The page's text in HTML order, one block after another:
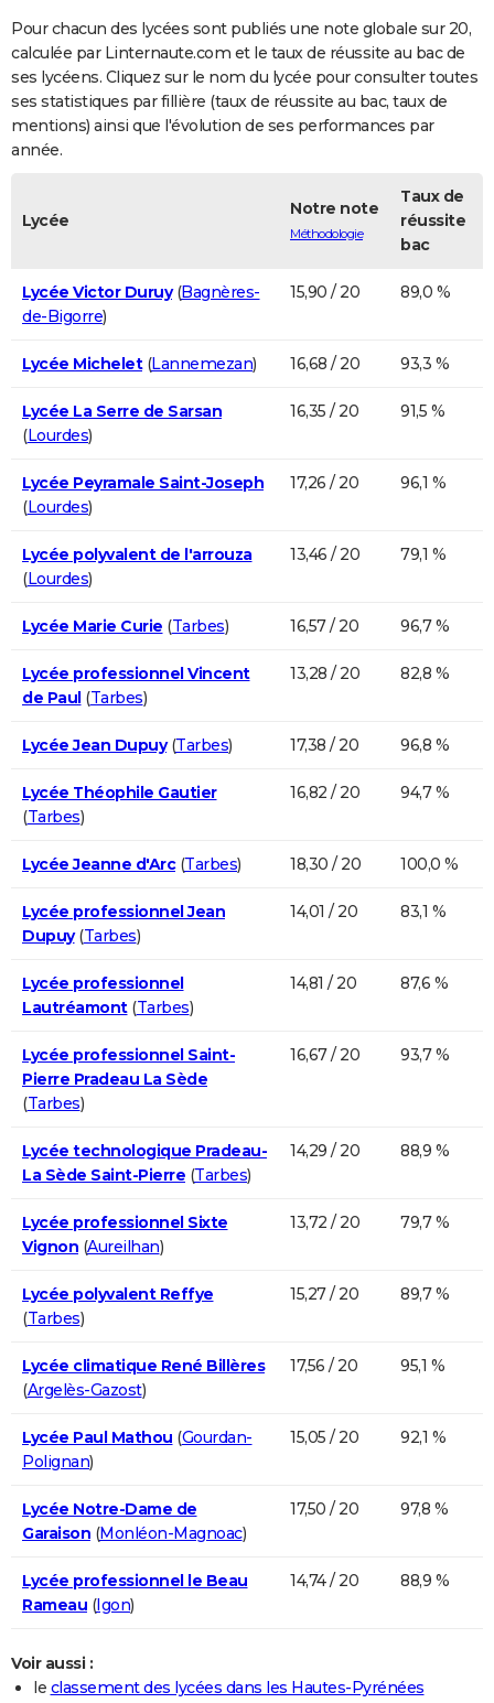
COPAINS D'AVANT
S'inscrire
Se connecter
Lycées
Collèges
Primaires
Universités
Entreprises
Service militaire
Avis de recherche
AVIS DE DÉCÈS
FORUM
Bricolage
Lifestyle
Culture
Sport
Auto
Television
Voyage
Cinema
Pour chacun des lycées sont publiés une note globale sur 20,
calculée par Linternaute.com et le taux de réussite au bac de
ses lycéens. Cliquez sur le nom du lycée pour consulter toutes
ses statistiques par fillière (taux de réussite au bac, taux de
mentions) ainsi que l'évolution de ses performances par
année.
Lycée
Notre note
Méthodologie
Taux de
réussite
bac
Lycée Victor Duruy(Bagnères-
de-Bigorre)
15,90 / 20 89,0 %
Lycée Michelet(Lannemezan) 16,68 / 20 93,3 %
Lycée La Serre de Sarsan
(Lourdes)
16,35 / 20 91,5 %
Lycée Peyramale Saint-Joseph
(Lourdes)
17,26 / 20 96,1 %
Lycée polyvalent de l'arrouza
(Lourdes)
13,46 / 20 79,1 %
Lycée Marie Curie (Tarbes) 16,57 / 20 96,7 %
Lycée professionnel Vincent
de Paul(Tarbes)
13,28 / 20 82,8 %
Lycée Jean Dupuy(Tarbes) 17,38 / 20 96,8 %
Lycée Théophile Gautier
(Tarbes)
16,82 / 20 94,7 %
Lycée Jeanne d'Arc(Tarbes) 18,30 / 20 100,0 %
Lycée professionnel Jean
Dupuy(Tarbes)
14,01 / 20 83,1 %
Lycée professionnel
Lautréamont(Tarbes)
14,81 / 20 87,6 %
Lycée professionnel Saint-
Pierre Pradeau La Sède
(Tarbes)
16,67 / 20 93,7 %
Lycée technologique Pradeau-
La Sède Saint-Pierre (Tarbes)
14,29 / 20 88,9 %
Lycée professionnel Sixte
Vignon (Aureilhan)
13,72 / 20 79,7 %
Lycée polyvalent Reffye
(Tarbes)
15,27 / 20 89,7 %
Lycée climatique René Billères
(Argelès-Gazost)
17,56 / 20 95,1 %
Lycée Paul Mathou (Gourdan-
Polignan)
15,05 / 20 92,1 %
Lycée Notre-Dame de
Garaison (Monléon-Magnoac)
17,50 / 20 97,8 %
Lycée professionnel le Beau
Rameau (Igon)
14,74 / 20 88,9 %
Voir aussi :
le classement des lycées dans les Hautes-Pyrénées